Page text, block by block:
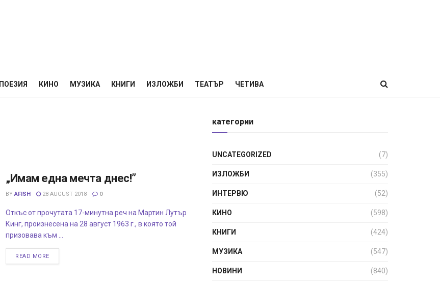
ПОЕЗИЯ КИНО МУЗИКА КНИГИ ИЗЛОЖБИ ТЕАТЪР ЧЕТИВА
„Имам една мечта днес!”
BY AFISH 28 AUGUST 2018 0
Откъс от прочутата 17-минутна реч на Мартин Лутър
Кинг, произнесена на 28 август 1963 г., в която той
призовава към ...
READ MORE
категории
UNCATEGORIZED (7)
ИЗЛОЖБИ (355)
ИНТЕРВЮ (52)
КИНО (598)
КНИГИ (424)
МУЗИКА (547)
НОВИНИ (840)